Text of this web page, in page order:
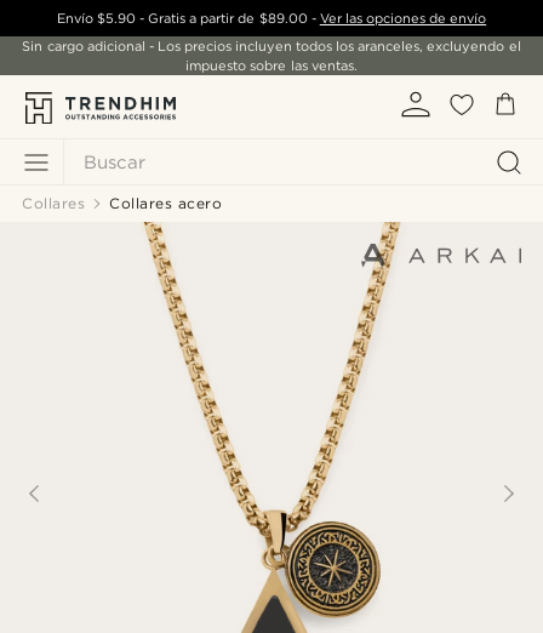
Buscar
Envío $5.90- Gratis a partir de $89.00- Ver las opciones de envío
Sin cargo adicional - Los precios incluyen todos los aranceles, excluyendo el
impuesto sobre las ventas.
Collares Collares acero